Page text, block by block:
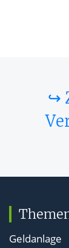
↪
Geldanlage